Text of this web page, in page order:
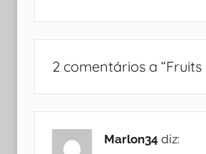
2 comentários a “Fruits
Marlon34 diz: